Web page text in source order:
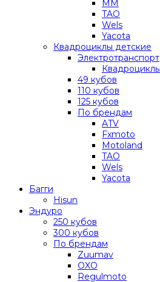
MM
TAO
Wels
Yacota
Квадроциклы детские
Электротранспорт
49 кубов
110 кубов
125 кубов
По брендам
ATV
Fxmoto
Motoland
TAO
Wels
Yacota
Багги
Hisun
Эндуро
250 кубов
300 кубов
По брендам
Zuumav
OXO
Regulmoto